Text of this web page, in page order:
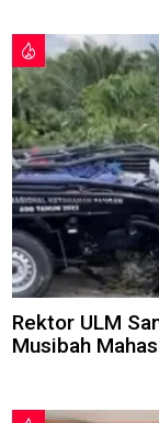
Rektor ULM
Musibah